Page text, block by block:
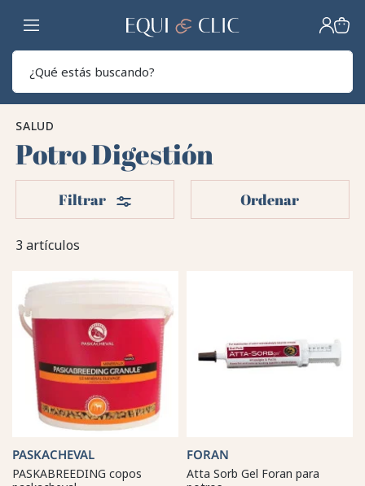
Hogar
SALUD
Potro Digestión
3 artículos
Filtrar Filtros Ordenar
PASKACHEVAL
PASKABREEDING copos
FORAN
Atta Sorb Gel Foran para